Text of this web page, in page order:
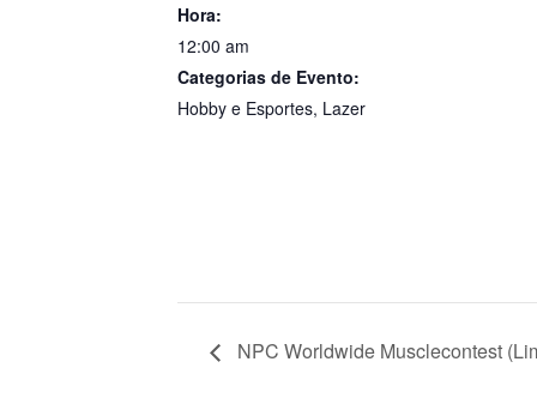
Hora:
12:00 am
Categorias de Evento:
Hobby e Esportes, Lazer
NPC Worldwide Musclecontest